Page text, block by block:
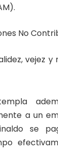
No
vejez
a un
se